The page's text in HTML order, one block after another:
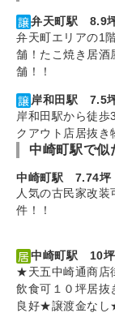
弁天町駅 8.9
弁天町エリアの1
舗！たこ焼き居酒
舗！！
岸和田駅 7.5
岸和田駅から徒歩
クアウト店居抜き
中崎町駅で似
中崎町駅 7.74坪
人気の古民家改装
件！！
中崎町駅 10坪
★天五中崎通商
飲食可１０坪居
良好★譲渡金な